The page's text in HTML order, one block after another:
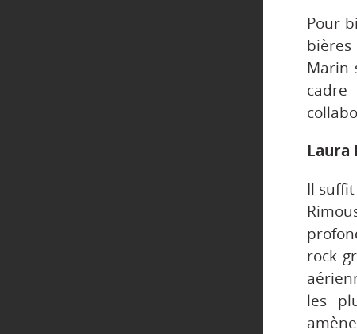
Pour
bières
Marin
Laura
Il
rock
les